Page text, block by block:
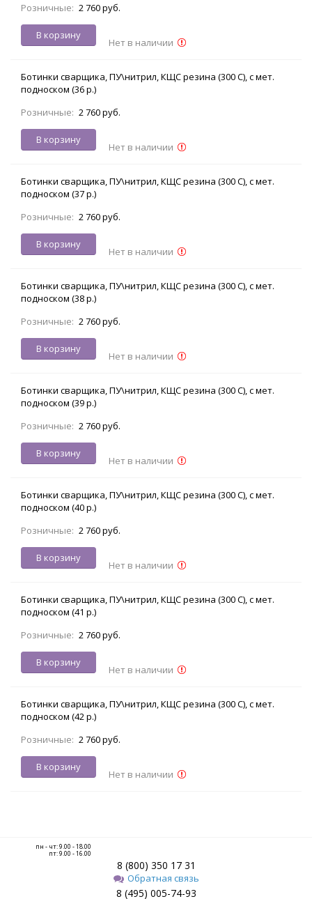
Розничные: 2 760 руб.
В корзину
Нет в наличии
Ботинки сварщика, ПУ\нитрил, КЩС резина (300 С), с мет.
подноском (36 р.)
Розничные: 2 760 руб.
В корзину
Нет в наличии
Ботинки сварщика, ПУ\нитрил, КЩС резина (300 С), с мет.
подноском (37 р.)
Розничные: 2 760 руб.
В корзину
Нет в наличии
Ботинки сварщика, ПУ\нитрил, КЩС резина (300 С), с мет.
подноском (38 р.)
Розничные: 2 760 руб.
В корзину
Нет в наличии
Ботинки сварщика, ПУ\нитрил, КЩС резина (300 С), с мет.
подноском (39 р.)
Розничные: 2 760 руб.
В корзину
Нет в наличии
Ботинки сварщика, ПУ\нитрил, КЩС резина (300 С), с мет.
подноском (40 р.)
Розничные: 2 760 руб.
В корзину
Нет в наличии
Ботинки сварщика, ПУ\нитрил, КЩС резина (300 С), с мет.
подноском (41 р.)
Розничные: 2 760 руб.
В корзину
Нет в наличии
Ботинки сварщика, ПУ\нитрил, КЩС резина (300 С), с мет.
подноском (42 р.)
Розничные: 2 760 руб.
В корзину
Нет в наличии
пн - чт: 9.00 - 18.00
пт: 9.00 - 16.00
8 (800) 350 17 31
Обратная связь
8 (495) 005-74-93